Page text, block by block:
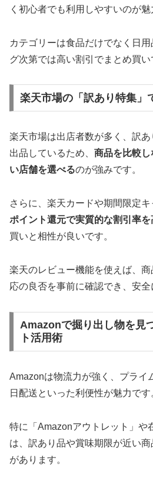
く初心者でも利用しやすいのが魅
カテゴリーは食品だけでなく日
グ次第では高い割引でまとめ買い
楽天市場の「訳あり特集」
楽天市場は出店者数が多く、訳
出品しているため、 商品を比較
い店舗を選べるのが強みです。
さらに、楽天カードや期間限定
ポイント還元で実質的な割引率を
買いと相性が良いです。
楽天のレビュー機能を使えば、
応の良否を事前に確認でき、安全
Amazonで掘り出し物を見
ト活用術
Amazonは物流力が強く、プライ
日配送といった利便性が魅力です
特に「Amazonアウトレット」や
は、訳あり品や賞味期限が近い
があります。